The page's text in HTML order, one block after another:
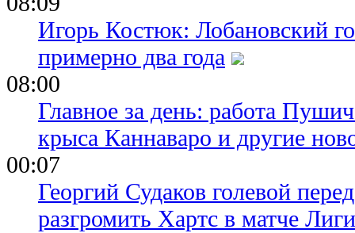
Игорь Костюк: Лобановский
примерно два года
08:00
Главное за день: работа
крыса Каннаваро и другие
00:07
Георгий Судаков голевой
разгромить Хартс в матче